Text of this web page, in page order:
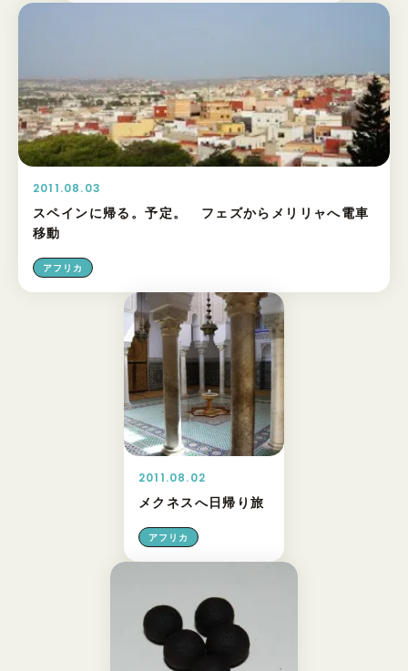
2011.08.03
スペインに帰る。予定。 フェズからメリリャへ電車
移動
アフリカ
2011.08.02
メクネスへ日帰り旅
アフリカ